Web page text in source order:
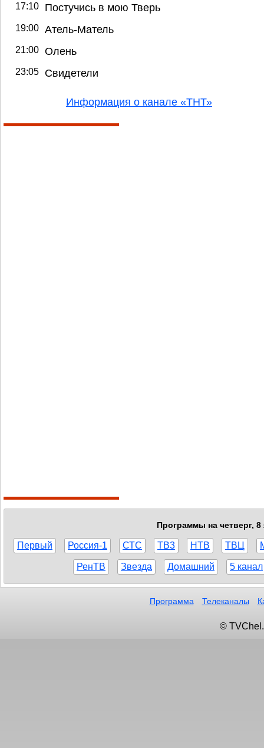
17:10 Постучись в мою Тверь
19:00 Атель-Матель
21:00 Олень
23:05 Свидетели
Информация о канале «ТНТ»
Программы на четверг, 8
Первый Россия-1 СТС ТВ3 НТВ ТВЦ
РенТВ Звезда Домашний 5 канал
Программа Телеканалы
©